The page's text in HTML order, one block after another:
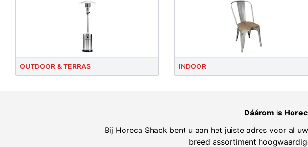
OUTDOOR & TERRAS INDOOR
Dáárom is
Bij Horeca Shack bent u aan het juiste adres voor al
breed assortiment